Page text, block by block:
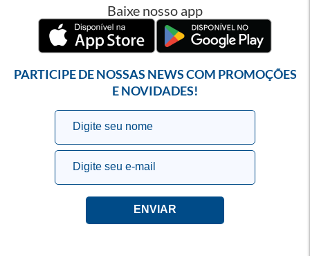
Baixe nosso app
PARTICIPE DE NOSSAS NEWS COM PROMOÇÕES
E NOVIDADES!